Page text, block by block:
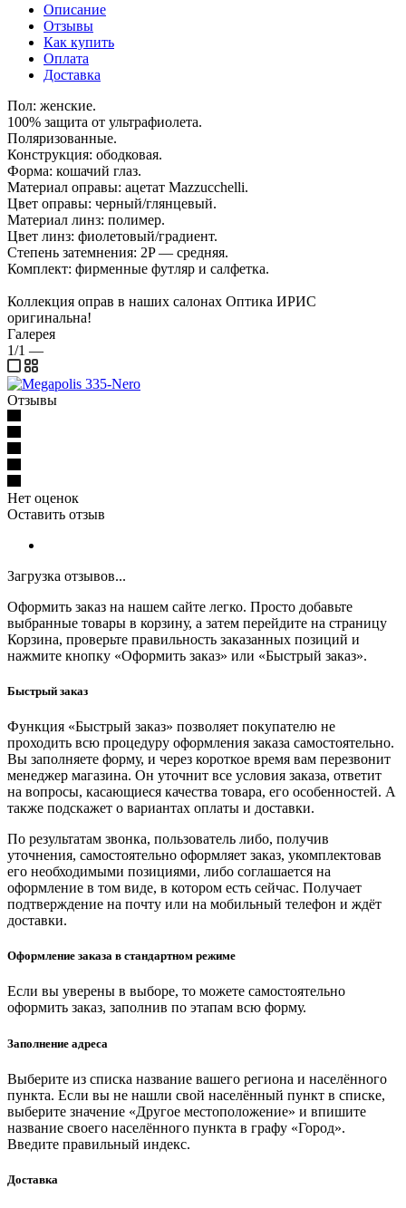
Описание
Отзывы
Как купить
Оплата
Доставка
Пол: женские.
100% защита от ультрафиолета.
Поляризованные.
Конструкция: ободковая.
Форма: кошачий глаз.
Материал оправы: ацетат Mazzucchelli.
Цвет оправы: черный/глянцевый.
Материал линз: полимер.
Цвет линз: фиолетовый/градиент.
Степень затемнения: 2P — средняя.
Комплект: фирменные футляр и салфетка.
Коллекция оправ в наших салонах Оптика ИРИС
оригинальна!
Галерея
1/1 —
Отзывы
Нет оценок
Оставить отзыв
Загрузка отзывов...
Оформить заказ на нашем сайте легко. Просто добавьте
выбранные товары в корзину, а затем перейдите на страницу
Корзина, проверьте правильность заказанных позиций и
нажмите кнопку «Оформить заказ» или «Быстрый заказ».
Быстрый заказ
Функция «Быстрый заказ» позволяет покупателю не
проходить всю процедуру оформления заказа самостоятельно.
Вы заполняете форму, и через короткое время вам перезвонит
менеджер магазина. Он уточнит все условия заказа, ответит
на вопросы, касающиеся качества товара, его особенностей. А
также подскажет о вариантах оплаты и доставки.
По результатам звонка, пользователь либо, получив
уточнения, самостоятельно оформляет заказ, укомплектовав
его необходимыми позициями, либо соглашается на
оформление в том виде, в котором есть сейчас. Получает
подтверждение на почту или на мобильный телефон и ждёт
доставки.
Оформление заказа в стандартном режиме
Если вы уверены в выборе, то можете самостоятельно
оформить заказ, заполнив по этапам всю форму.
Заполнение адреса
Выберите из списка название вашего региона и населённого
пункта. Если вы не нашли свой населённый пункт в списке,
выберите значение «Другое местоположение» и впишите
название своего населённого пункта в графу «Город».
Введите правильный индекс.
Доставка